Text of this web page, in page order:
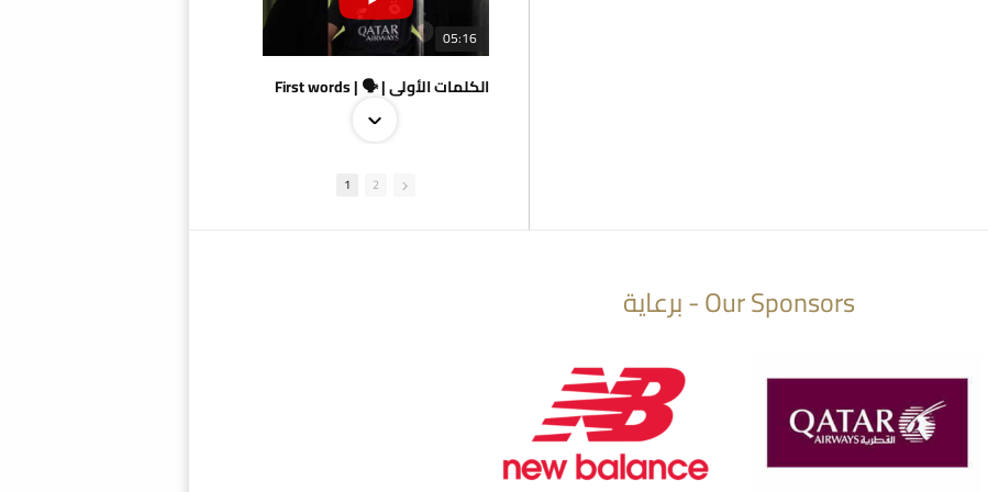
05:16
الكلمات الأولى | 🗣 | First words
1 2
Our Sponsors - برعاية